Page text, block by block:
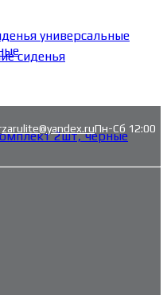
универсальные
zarulite@yandex.ruПн-Сб 12:00